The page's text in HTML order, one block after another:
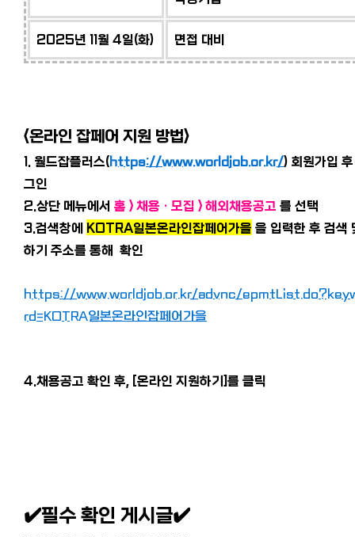
2025년 11월 4일(화) 면접 대비
<온라인 잡페어 지원 방법>
1. 월드잡플러스(https://www.worldjob.or.kr/) 회원가입
그인
2.상단 메뉴에서 홈 > 채용 · 모집 > 해외채용공고 를 선택
3.검색창에 KOTRA일본온라인잡페어가을 을 입력한 후 검색
하기 주소를 통해 확인
https://www.worldjob.or.kr/advnc/
rd=KOTRA일본온라인잡페어가을
4.채용공고 확인 후, [온라인 지원하기]를 클릭
✔️필수 확인 게시글✔